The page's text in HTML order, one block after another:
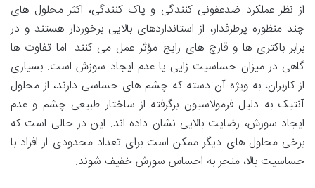
از نظر عملکرد ضدعفونی کنندگی و پاک کنندگی، اکثر محلول های
چند منظوره پرطرفدار، از استانداردهای بالایی برخوردار هستند و در
برابر باکتری ها و قارچ های رایج مؤثر عمل می کنند. اما تفاوت ها
گاهی در میزان حساسیت زایی یا عدم ایجاد سوزش است. بسیاری
از کاربران، به ویژه آن دسته که چشم های حساسی دارند، از محلول
آنتیک به دلیل فرمولاسیون برگرفته از ساختار طبیعی چشم و عدم
ایجاد سوزش، رضایت بالایی نشان داده اند. این در حالی است که
برخی محلول های دیگر ممکن است برای تعداد محدودی از افراد با
حساسیت بالا، منجر به احساس سوزش خفیف شوند.